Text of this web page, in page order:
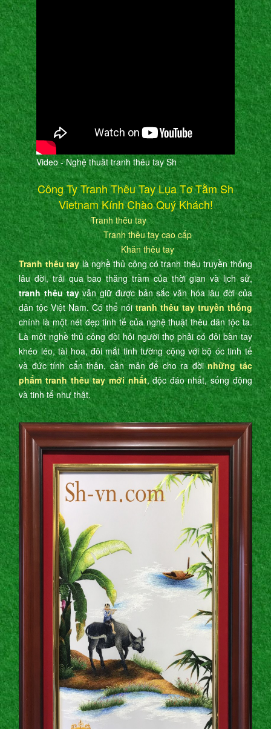
Video - Nghệ thuât tranh thêu tay Sh
Công Ty Tranh Thêu Tay Lụa Tơ Tằm Sh
Vietnam Kính Chào Quý Khách!
Tranh thêu tay
Tranh thêu tay cao cấp
Khăn thêu tay
Tranh thêu taylà nghề thủ công có tranh thêu truyền thống
lâu đời, trải qua bao thăng trầm của thời gian và lịch sử,
tranh thêu tayvẫn giữ được bản sắc văn hóa lâu đời của
dân tộc Việt Nam. Có thể nóitranh thêu tay truyền thống
chính là một nét đẹp tinh tế của nghệ thuật thêu dân tộc ta.
Là một nghề thủ công đòi hỏi người thợ phải có đôi bàn tay
khéo léo, tài hoa, đôi mắt tinh tường cộng với bộ óc tinh tế
và đức tính cẩn thận, cần mẫn để cho ra đờinhững tác
phẩm tranh thêu tay mới nhất, độc đáo nhất, sống động
và tinh tế như thật.